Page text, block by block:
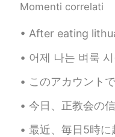
Momenti correlati
After eating lithuanian national dish -
어제 나는 벼룩 시장에 갔다! 😄 그 후, 해변에서 운동을 시도했다.ㅎㅎ 昨日、
このアカウントでここに来てから１５００日が経ちましたよ！🙉 以前のアカ
今日、正教会の信徒はイースターを祝います☦️クリーチという特別な甘いパンを作りま
最近、毎日5時に起きて、2杯コーヒーを飲んで、言語勉強をして、YouTubeの